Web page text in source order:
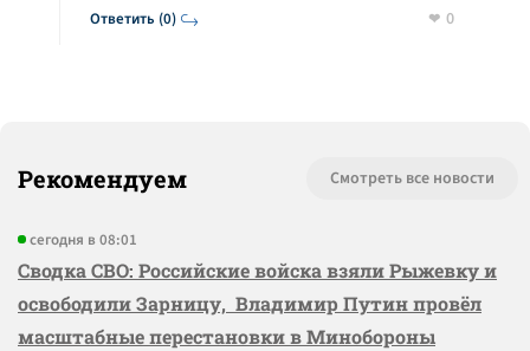
Ответить (0)
0
Рекомендуем Смотреть все новости
сегодня в 08:01
Сводка СВО: Российские войска взяли Рыжевку и
освободили Зарницу, Владимир Путин провёл
масштабные перестановки в Минобороны